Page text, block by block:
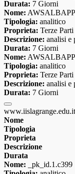
Durata: 7 Giorni
Nome:
Tipologia: analitico
Proprieta: Terze Parti
Descrizione: analisi e
Durata: 7 Giorni
Nome:
Tipologia: analitico
Proprieta: Terze Parti
Descrizione: analisi e
Durata: 7 Giorni
www.iislagrange.edu.it
Nome
Tipologia
Proprieta
Descrizione
Durata
Nome: _pk_id.1.c399